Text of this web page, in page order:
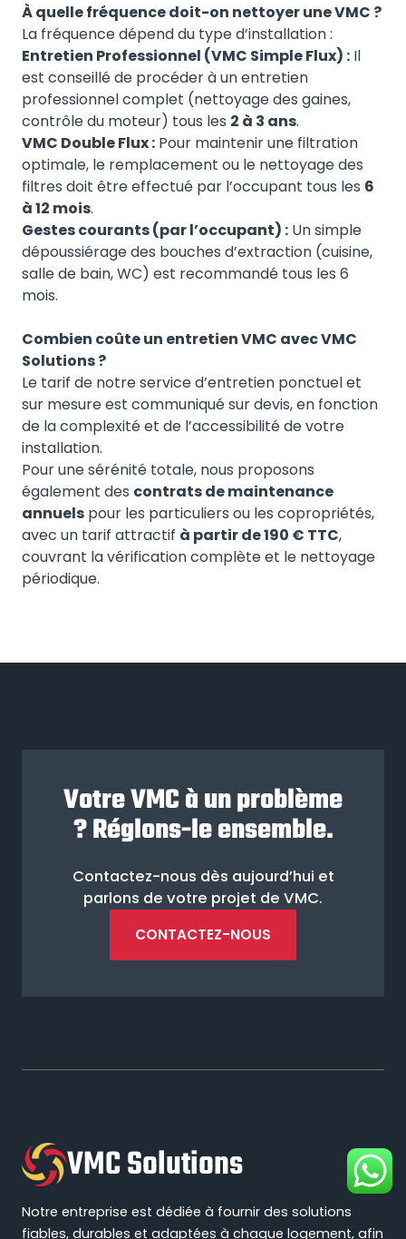
À quelle fréquence doit-on nettoyer une VMC ?
La fréquence dépend du type d’installation :
Entretien Professionnel (VMC Simple Flux) : Il
est conseillé de procéder à un entretien
professionnel complet (nettoyage des gaines,
contrôle du moteur) tous les 2 à 3 ans.
VMC Double Flux : Pour maintenir une filtration
optimale, le remplacement ou le nettoyage des
filtres doit être effectué par l’occupant tous les 6
à 12 mois.
Gestes courants (par l’occupant) : Un simple
dépoussiérage des bouches d’extraction (cuisine,
salle de bain, WC) est recommandé tous les 6
mois.
Combien coûte un entretien VMC avec VMC
Solutions ?
Le tarif de notre service d’entretien ponctuel et
sur mesure est communiqué sur devis, en fonction
de la complexité et de l’accessibilité de votre
installation.
Pour une sérénité totale, nous proposons
également des contrats de maintenance
annuels pour les particuliers ou les copropriétés,
avec un tarif attractif à partir de 190 € TTC,
couvrant la vérification complète et le nettoyage
périodique.
Votre VMC à un problème
? Réglons-le ensemble.
Contactez-nous dès aujourd’hui et
parlons de votre projet de VMC.
CONTACTEZ-NOUS
VMC Solutions
Notre entreprise est dédiée à fournir des solutions
fiables, durables et adaptées à chaque logement, afin